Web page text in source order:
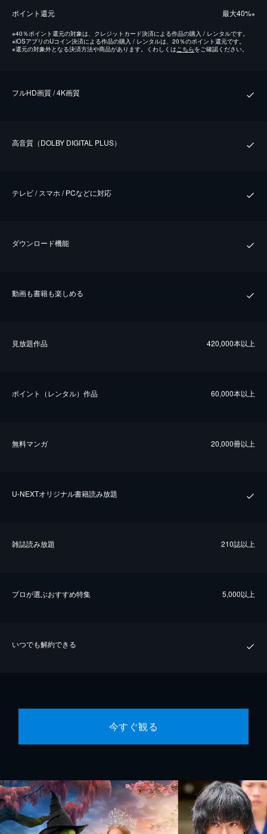
ポイント還元 最⼤40%※
※40％ポイント還元の対象は、クレジットカード決済による作品の購入 / レンタルです。
※iOSアプリのUコイン決済による作品の購入 / レンタルは、20％のポイント還元です。
※還元の対象外となる決済方法や商品があります。くわしくはこちらをご確認ください。
フルHD画質 / 4K画質
⾼⾳質（DOLBY DIGITAL PLUS）
テレビ / スマホ / PCなどに対応
ダウンロード機能
動画も書籍も楽しめる
⾒放題作品 420,000本以上
ポイント（レンタル）作品 60,000本以上
無料マンガ 20,000冊以上
U-NEXTオリジナル書籍読み放題
雑誌読み放題 210誌以上
プロが選ぶおすすめ特集 5,000以上
いつでも解約できる
今すぐ観る